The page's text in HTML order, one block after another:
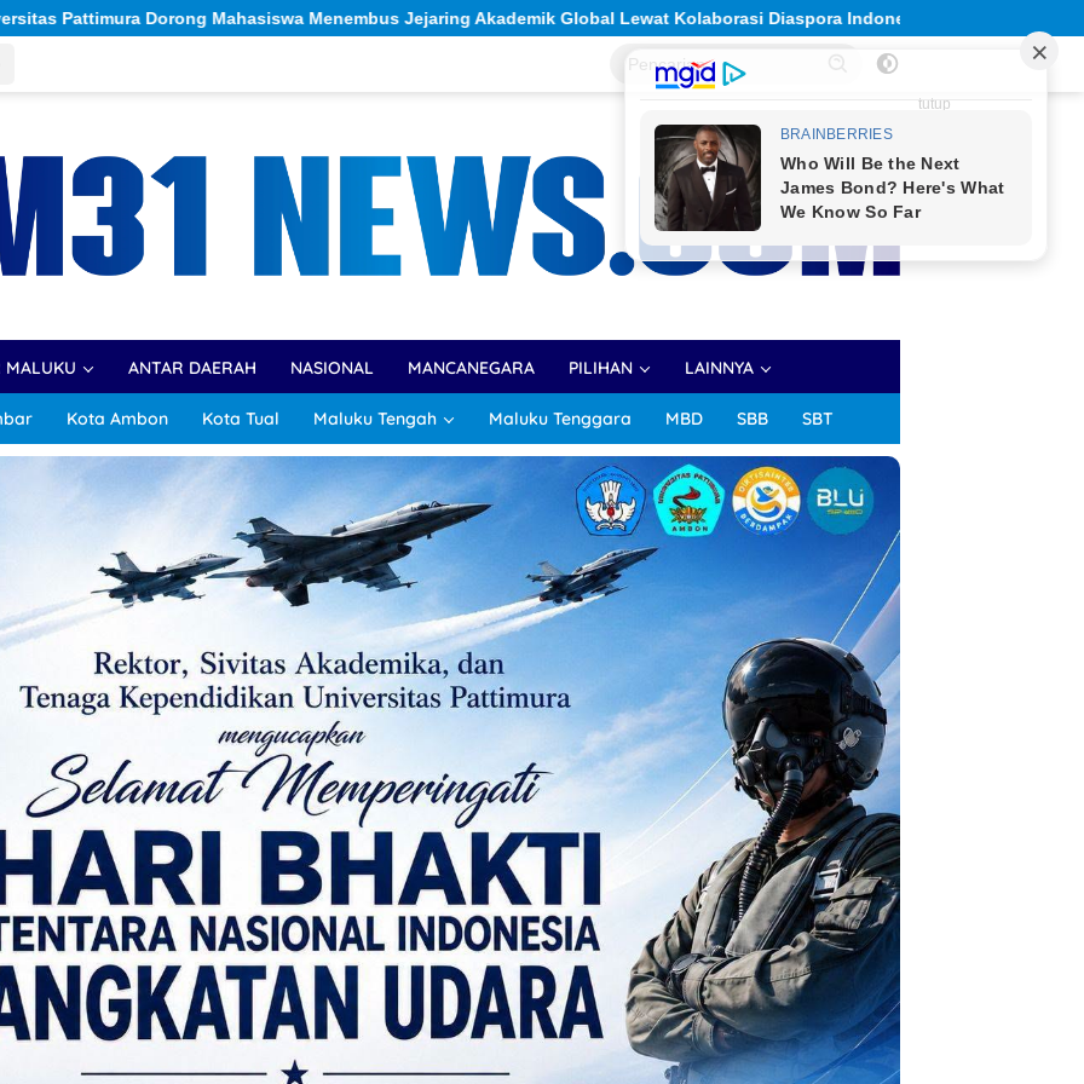
Akademik Global Lewat Kolaborasi Diaspora Indonesia Solidaritas Sivitas Akademika Unpatti Berbuah Nyata:
tutup
MALUKU ANTAR DAERAH NASIONAL MANCANEGARA PILIHAN LAINNYA
Kota Ambon Kota Tual Maluku Tengah Maluku Tenggara MBD SBB SBT